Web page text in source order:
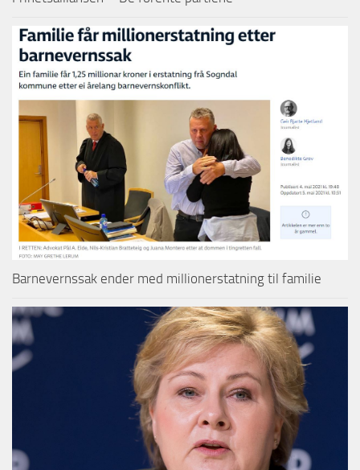
Barnevernssak ender med millionerstatning til familie